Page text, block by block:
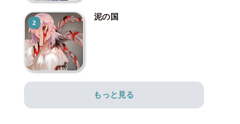
2
泥の国
もっと見る